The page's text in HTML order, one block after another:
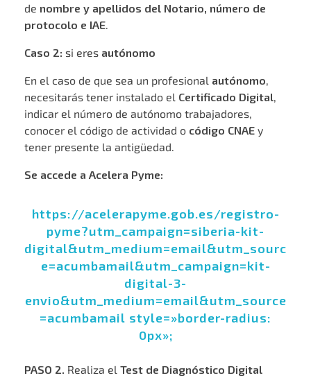
de nombre y apellidos del Notario, número de
protocolo e IAE
Caso 2: si eres autónomo
En el caso de que sea un profesional autónomo
necesitarás tener instalado el Certificado Digital
indicar el número de autónomo trabajadores,
conocer el código de actividad o código CNAE y
tener presente la antigüedad.
Se accede a Acelera Pyme:
https://acelerapyme.gob.es/registro-
pyme?utm_campaign=siberia-kit-
digital&utm_medium=email&utm_sourc
e=acumbamail&utm_campaign=kit-
digital-3-
envio&utm_medium=email&utm_source
=acumbamail style=»border-radius:
0px»;
PASO 2. Realiza el Test de Diagnóstico Digital